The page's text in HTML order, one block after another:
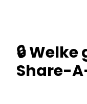
🔒
Share-